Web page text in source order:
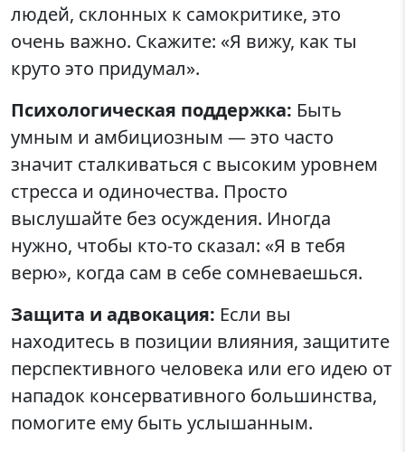
людей, склонных к самокритике, это
очень важно. Скажите: «Я вижу, как ты
круто это придумал».
Психологическая поддержка: Быть
умным и амбициозным — это часто
значит сталкиваться с высоким уровнем
стресса и одиночества. Просто
выслушайте без осуждения. Иногда
нужно, чтобы кто-то сказал: «Я в тебя
верю», когда сам в себе сомневаешься.
Защита и адвокация: Если вы
находитесь в позиции влияния, защитите
перспективного человека или его идею от
нападок консервативного большинства,
помогите ему быть услышанным.